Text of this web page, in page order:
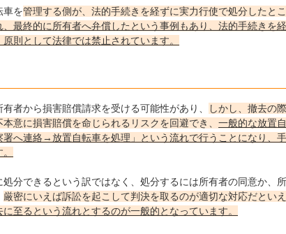
車を管理する側が、法的手続きを経ずに実力行使で処分したとこ
最終的に所有者へ弁償したという事例もあり、法的手続きを経
則として法律では禁止されています。
者から損害賠償請求を受ける可能性があり、
しかし、撤去の際
意に損害賠償を命じられるリスクを回避でき、 一般的な放置自
へ連絡→放置自転車を処理」という流れで行うことになり、手
分できるという訳ではなく、処分するには所有者の同意か、所
厳密にいえば訴訟を起こして判決を取るのが適切な対応だといえ
至るという流れとするのが一般的となっています。